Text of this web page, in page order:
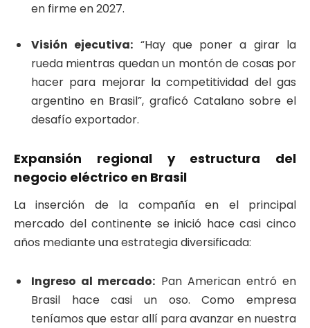
en firme en 2027.
Visión ejecutiva: “Hay que poner a girar la
rueda mientras quedan un montón de cosas por
hacer para mejorar la competitividad del gas
argentino en Brasil”, graficó Catalano sobre el
desafío exportador.
Expansión regional y estructura del
negocio eléctrico en Brasil
La inserción de la compañía en el principal
mercado del continente se inició hace casi cinco
años mediante una estrategia diversificada:
Ingreso al mercado: Pan American entró en
Brasil hace casi un oso. Como empresa
teníamos que estar allí para avanzar en nuestra